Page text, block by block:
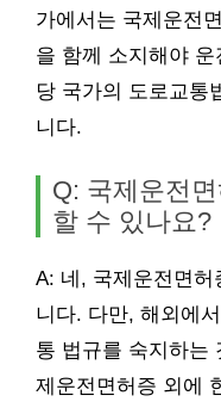
가에서는 국제운전
을 함께 소지해야
당 국가의 도로교통
니다.
Q: 국제운전
할 수 있나요?
A: 네, 국제운전면
니다. 다만, 해외에
통 법규를 숙지하는
제운전면허증 외에